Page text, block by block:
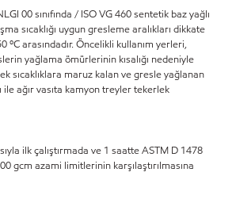
00 sınıfında / ISO VG 460 sentetik baz yağlı
sıcaklığı uygun gresleme aralıkları dikkate
ºC arasındadır. Öncelikli kullanım yerleri,
yağlama ömürlerinin kısalığı nedeniyle
sıcaklıklara maruz kalan ve gresle yağlanan
ağır vasıta kamyon treyler tekerlek
ilk çalıştırmada ve 1 saatte ASTM D 1478
gcm azami limitlerinin karşılaştırılmasına